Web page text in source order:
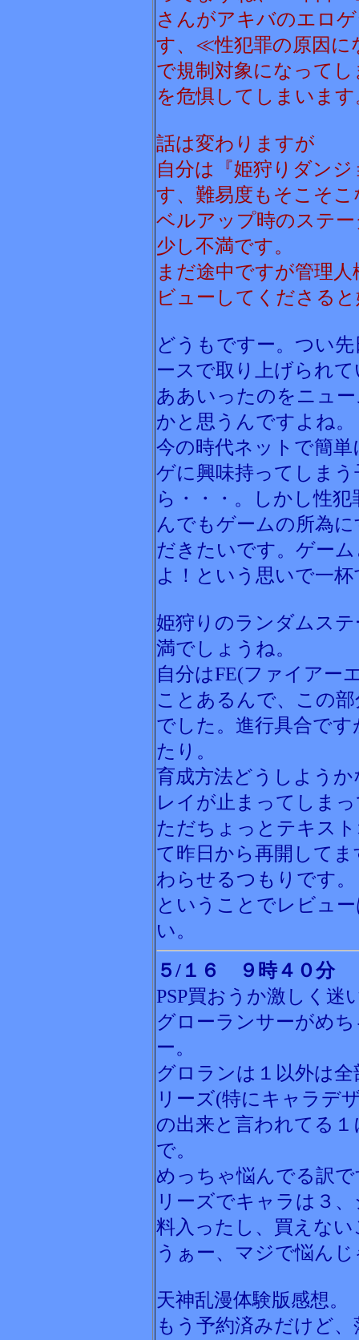
さんがアキバのエロ
す、≪性犯罪の原因
で規制対象になって
を危惧してしまいます
話は変わりますが
自分は『姫狩りダン
す、難易度もそこそ
ベルアップ時のステ
少し不満です。
まだ途中ですが管理
ビューしてくださる
どうもですー。つい
ースで取り上げられ
ああいったのをニュ
かと思うんですよね。
今の時代ネットで簡
ゲに興味持ってしま
ら・・・。しかし性
んでもゲームの所為
だきたいです。ゲー
よ！という思いで一杯
姫狩りのランダムス
満でしょうね。
自分はFE(ファイアー
ことあるんで、この
でした。進行具合で
たり。
育成方法どうしよう
レイが止まってしま
ただちょっとテキス
て昨日から再開して
わらせるつもりです。
ということでレビュ
い。
５/１６ ９時４０分
PSP買おうか激しく迷
グローランサーがめ
ー。
グロランは１以外は
リーズ(特にキャラデ
の出来と言われてる
で。
めっちゃ悩んでる訳
リーズでキャラは３
料入ったし、買えな
うぁー、マジで悩ん
天神乱漫体験版感想。
もう予約済みだけど